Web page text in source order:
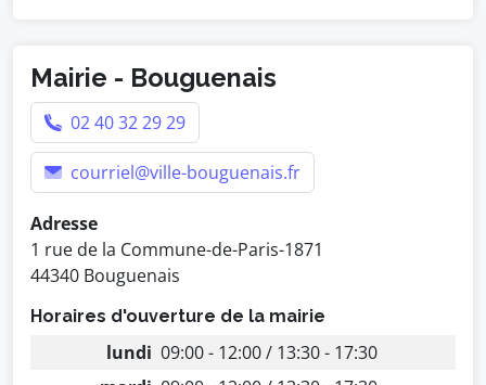
Mairie - Bouguenais
02 40 32 29 29
courriel@ville-bouguenais.fr
Adresse
1 rue de la Commune-de-Paris-1871
44340 Bouguenais
Horaires d'ouverture de la mairie
lundi 09:00 - 12:00 / 13:30 - 17:30